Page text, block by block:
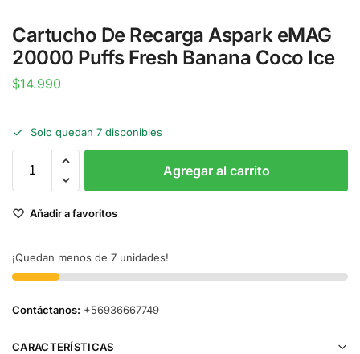
Cartucho De Recarga Aspark eMAG
20000 Puffs Fresh Banana Coco Ice
$14.990
Solo quedan 7 disponibles
Agregar al carrito
Añadir a favoritos
¡Quedan menos de 7 unidades!
Contáctanos: +56936667749
CARACTERÍSTICAS